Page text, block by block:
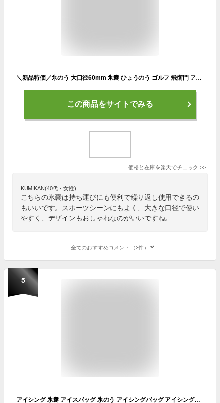
＼新品特価／氷のう 大口径60mm 氷嚢 ひょうのう ゴルフ 飛衛門 アイスバック 氷 クール 冷却グッズ アイシング T-IB 送料無料 スポーツ用 部活 熱中症対策 子供用 持ち運びに便利 かわいいデザイン 繰り返し使える
この商品をサイトでみる
価格と在庫を楽天でチェック >>
KUMIKAN(40代・女性)
こちらの氷嚢は持ち運びにも便利で繰り返し使用できるの
もいいです。スポーツシーンにもよく、大きな口径で使い
やすく、デザインもおしゃれなのがいいですね。
全てのおすすめコメント（3件）
5
アイシング 氷嚢 アイスバッグ 氷のう アイシングバッグ アイシングセット （1個 アイシング） スポーツ ゴルフ 野球 バスケ テニス 全般 結露なし 水漏れ防止 冷温両用 大口径 繰り返し利用 氷嚢 大人・子供 ジュニア Jr アイシング 温熱パック 冷却パック 家庭常備品（Mサイズ）